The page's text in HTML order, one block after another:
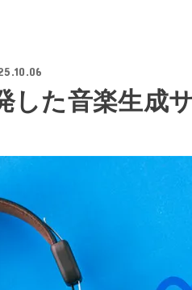
した音楽生成